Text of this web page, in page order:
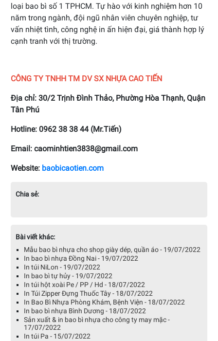
loại bao bì số 1 TPHCM. Tự hào với kinh nghiệm hơn 10
năm trong ngành, đội ngũ nhân viên chuyên nghiệp, tư
vấn nhiệt tình, công nghệ in ấn hiện đại, giá thành hợp lý
cạnh tranh với thị trường.
CÔNG TY TNHH TM DV SX NHỰA CAO TIẾN
Địa chỉ: 30/2 Trịnh Đình Thảo, Phường Hòa Thạnh, Quận
Tân Phú
Hotline: 0962 38 38 44 (Mr.Tiến)
Email: caominhtien3838@gmail.com
Website: baobicaotien.com
Chia sẻ:
Bài viết khác:
Mẫu bao bì nhựa cho shop giày dép, quần áo - 19/07/2022
In bao bì nhựa Đồng Nai - 19/07/2022
In túi NiLon - 19/07/2022
In bao bì tự hủy - 19/07/2022
In túi hột xoài Pe / PP / Hd - 18/07/2022
In Túi Zipper Đựng Thuốc Tây - 18/07/2022
In Bao Bì Nhựa Phòng Khám, Bệnh Viện - 18/07/2022
In bao bì nhựa Bình Dương - 18/07/2022
Sản xuất & in bao bì nhựa cho công ty may mặc -
17/07/2022
In túi Pa - 15/07/2022